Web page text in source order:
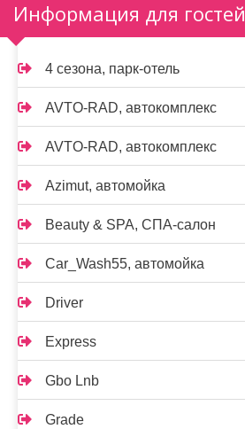
Информация для гостей
4 сезона, парк-отель
AVTO-RAD, автокомплекс
AVTO-RAD, автокомплекс
Azimut, автомойка
Beauty & SPA, СПА-салон
Car_Wash55, автомойка
Driver
Express
Gbo Lnb
Grade